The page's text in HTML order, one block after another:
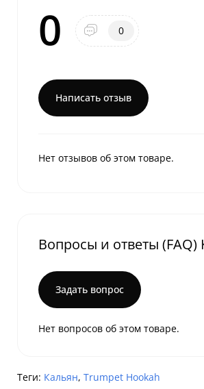
0 0
Написать отзыв
Нет отзывов об этом товаре.
Вопросы и ответы
Задать вопрос
Нет вопросов об этом товаре.
Теги: Кальян, Trumpet Hookah